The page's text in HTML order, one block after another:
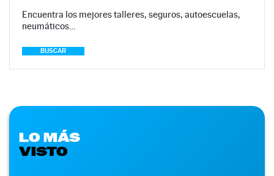
Encuentra los mejores talleres, seguros, autoescuelas,
neumáticos…
BUSCAR
LO MÁS
VISTO